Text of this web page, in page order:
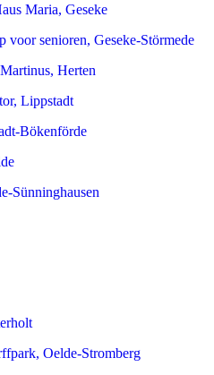
Maria, Geseke
voor senioren, Geseke-Störmede
Herten
Lippstadt
Bökenförde
Sünninghausen
Oelde-Stromberg